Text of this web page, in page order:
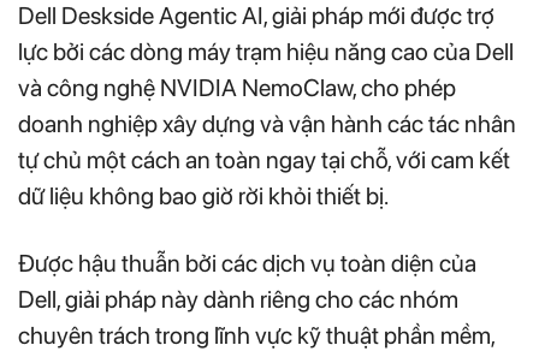
Dell Deskside Agentic AI, giải pháp mới được trợ
lực bởi các dòng máy trạm hiệu năng cao của Dell
và công nghệ NVIDIA NemoClaw, cho phép
doanh nghiệp xây dựng và vận hành các tác nhân
tự chủ một cách an toàn ngay tại chỗ, với cam kết
dữ liệu không bao giờ rời khỏi thiết bị.
Được hậu thuẫn bởi các dịch vụ toàn diện của
Dell, giải pháp này dành riêng cho các nhóm
chuyên trách trong lĩnh vực kỹ thuật phần mềm,